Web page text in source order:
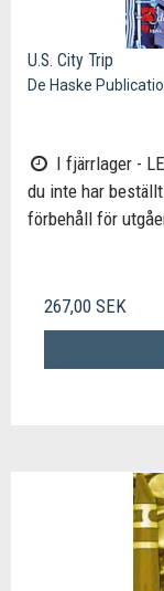
U.S. City Trip
De Haske
I fjärrlager -
du inte har
förbehåll för
267,00 SEK